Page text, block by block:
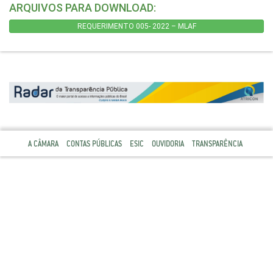
ARQUIVOS PARA DOWNLOAD:
REQUERIMENTO 005- 2022 – MLAF
A CÂMARA CONTAS PÚBLICAS ESIC OUVIDORIA TRANSPARÊNCIA